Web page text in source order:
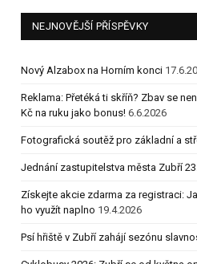
NEJNOVĚJŠÍ PŘÍSPĚVKY
Nový Alzabox na Horním konci
Reklama: Přetéká ti skříň? Zbav se
Kč na ruku jako bonus! 6.6.2026
Fotografická soutěž pro základní a
Jednání zastupitelstva města Zubří
Získejte akcie zdarma za registraci:
ho využít naplno 19.4.2026
Psí hřiště v Zubří zahájí sezónu